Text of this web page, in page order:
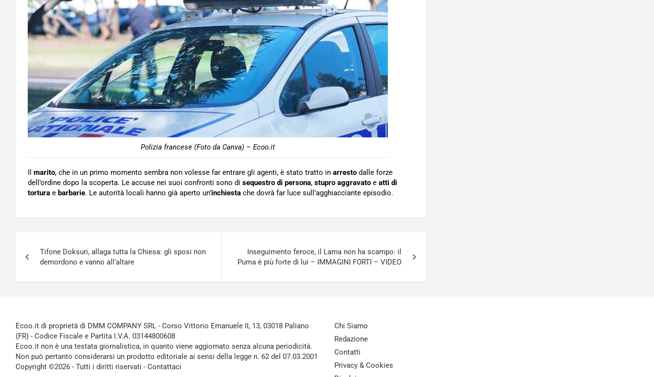
Polizia francese (Foto da Canva) – Ecoo.it
Il marito, che in un primo momento sembra non volesse far entrare gli agenti, è stato tratto in arresto dalle forze
dell’ordine dopo la scoperta. Le accuse nei suoi confronti sono di sequestro di persona, stupro aggravato e atti di
tortura e barbarie. Le autorità locali hanno già aperto un’inchiesta che dovrà far luce sull’agghiacciante episodio.
articoli
Tifone Doksuri, allaga tutta la Chiesa: gli sposi non
demordono e vanno all’altare
Inseguimento feroce, il Lama non ha scampo: il
Puma è più forte di lui – IMMAGINI FORTI – VIDEO
Ecoo.it di proprietà di DMM COMPANY SRL - Corso Vittorio Emanuele II, 13, 03018 Paliano
(FR) - Codice Fiscale e Partita I.V.A. 03144800608
Ecoo.it non è una testata giornalistica, in quanto viene aggiornato senza alcuna periodicità.
Non può pertanto considerarsi un prodotto editoriale ai sensi della legge n. 62 del 07.03.2001
Copyright ©2026 - Tutti i diritti riservati - Contattaci
Chi Siamo
Redazione
Contatti
Privacy & Cookies